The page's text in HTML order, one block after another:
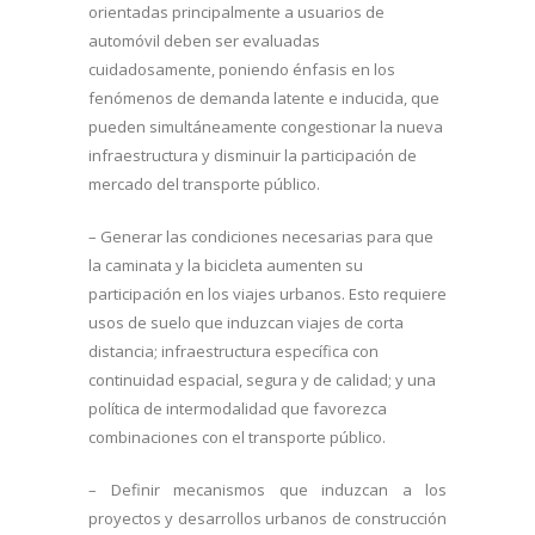
orientadas principalmente a usuarios de
automóvil deben ser evaluadas
cuidadosamente, poniendo énfasis en los
fenómenos de demanda latente e inducida, que
pueden simultáneamente congestionar la nueva
infraestructura y disminuir la participación de
mercado del transporte público.
– Generar las condiciones necesarias para que
la caminata y la bicicleta aumenten su
participación en los viajes urbanos. Esto requiere
usos de suelo que induzcan viajes de corta
distancia; infraestructura específica con
continuidad espacial, segura y de calidad; y una
política de intermodalidad que favorezca
combinaciones con el transporte público.
– Definir mecanismos que induzcan a los
proyectos y desarrollos urbanos de construcción